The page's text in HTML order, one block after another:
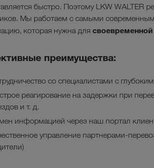
быстро. Поэтому LKW WALTER
Мы работаем с самыми
которая нужна для
преимущества:
со специалистами с
реагирование на задержки при
и т. д.
информацией через наш портал
управление партнерами-